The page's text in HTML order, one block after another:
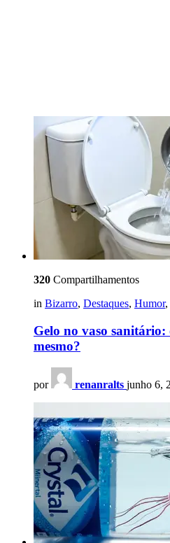
320 Compartilhamentos
in Bizarro, Destaques, Humor,
Gelo no vaso
mesmo?
por renanralts junho 6,